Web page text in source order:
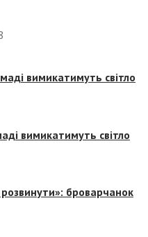
вимикатимуть світло
вимикатимуть світло
розвинути»: броварчанок